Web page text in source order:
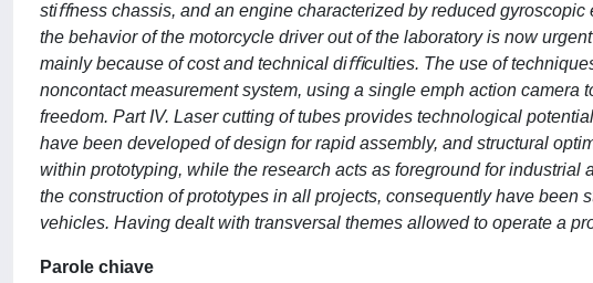
stiﬀness chassis, and an engine characterized by reduced
the behavior of the motorcycle driver out of the laboratory is now
mainly because of cost and technical diﬃculties. The use of
noncontact measurement system, using a single emph action camera
freedom. Part IV. Laser cutting of tubes provides technological
have been developed of design for rapid assembly, and structural
within prototyping, while the research acts as foreground for
the construction of prototypes in all projects, consequently have been
vehicles. Having dealt with transversal themes allowed to operate a
Parole chiave